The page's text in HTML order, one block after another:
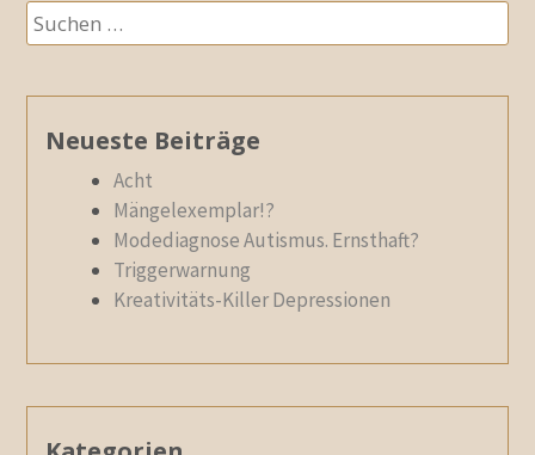
Suchen
nach:
Neueste Beiträge
Acht
Mängelexemplar!?
Modediagnose Autismus. Ernsthaft?
Triggerwarnung
Kreativitäts-Killer Depressionen